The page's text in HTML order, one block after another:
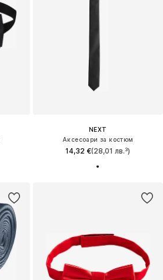
NEXT
Аксесоари за костюм
14,32 €(28,01 лв.³)